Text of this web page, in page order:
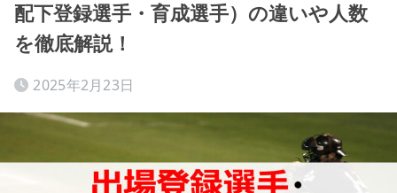
配下登録選手・育成選手）の違いや人数
を徹底解説！
2025年2月23日